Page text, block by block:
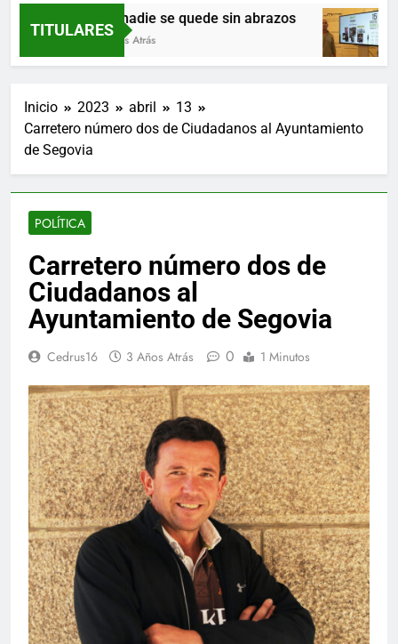
TITULARES
Que nadie se quede sin abrazos
9 Horas Atrás
Inicio 2023 abril
13
Carretero número dos de Ciudadanos al Ayuntamiento
de Segovia
POLÍTICA
Carretero número dos de
Ciudadanos al
Ayuntamiento de Segovia
Cedrus16 3 Años Atrás 0 1 Minutos